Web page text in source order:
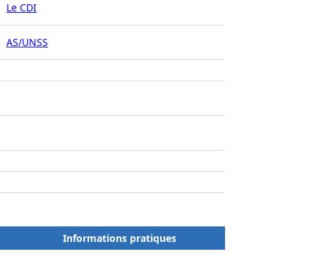
Le CDI
AS/UNSS
Informations pratiques